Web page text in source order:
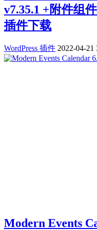
v7.35.1 +附件组
插件下载
WordPress 插件 2022-04-21
Modern Events